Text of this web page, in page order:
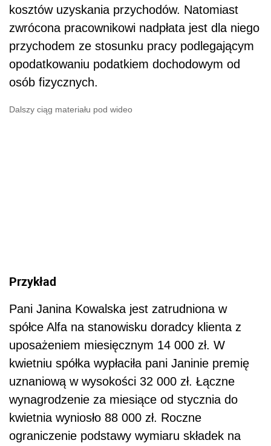
kosztów uzyskania przychodów. Natomiast
zwrócona pracownikowi nadpłata jest dla niego
przychodem ze stosunku pracy podlegającym
opodatkowaniu podatkiem dochodowym od
osób fizycznych.
Dalszy ciąg materiału pod wideo
Przykład
Pani Janina Kowalska jest zatrudniona w
spółce Alfa na stanowisku doradcy klienta z
uposażeniem miesięcznym 14 000 zł. W
kwietniu spółka wypłaciła pani Janinie premię
uznaniową w wysokości 32 000 zł. Łączne
wynagrodzenie za miesiące od stycznia do
kwietnia wyniosło 88 000 zł. Roczne
ograniczenie podstawy wymiaru składek na